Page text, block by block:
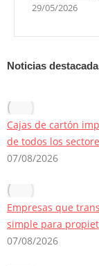
29/05/2026
Noticias
Cajas de cartón
de todos los
07/08/2026
Empresas que
simple para
07/08/2026